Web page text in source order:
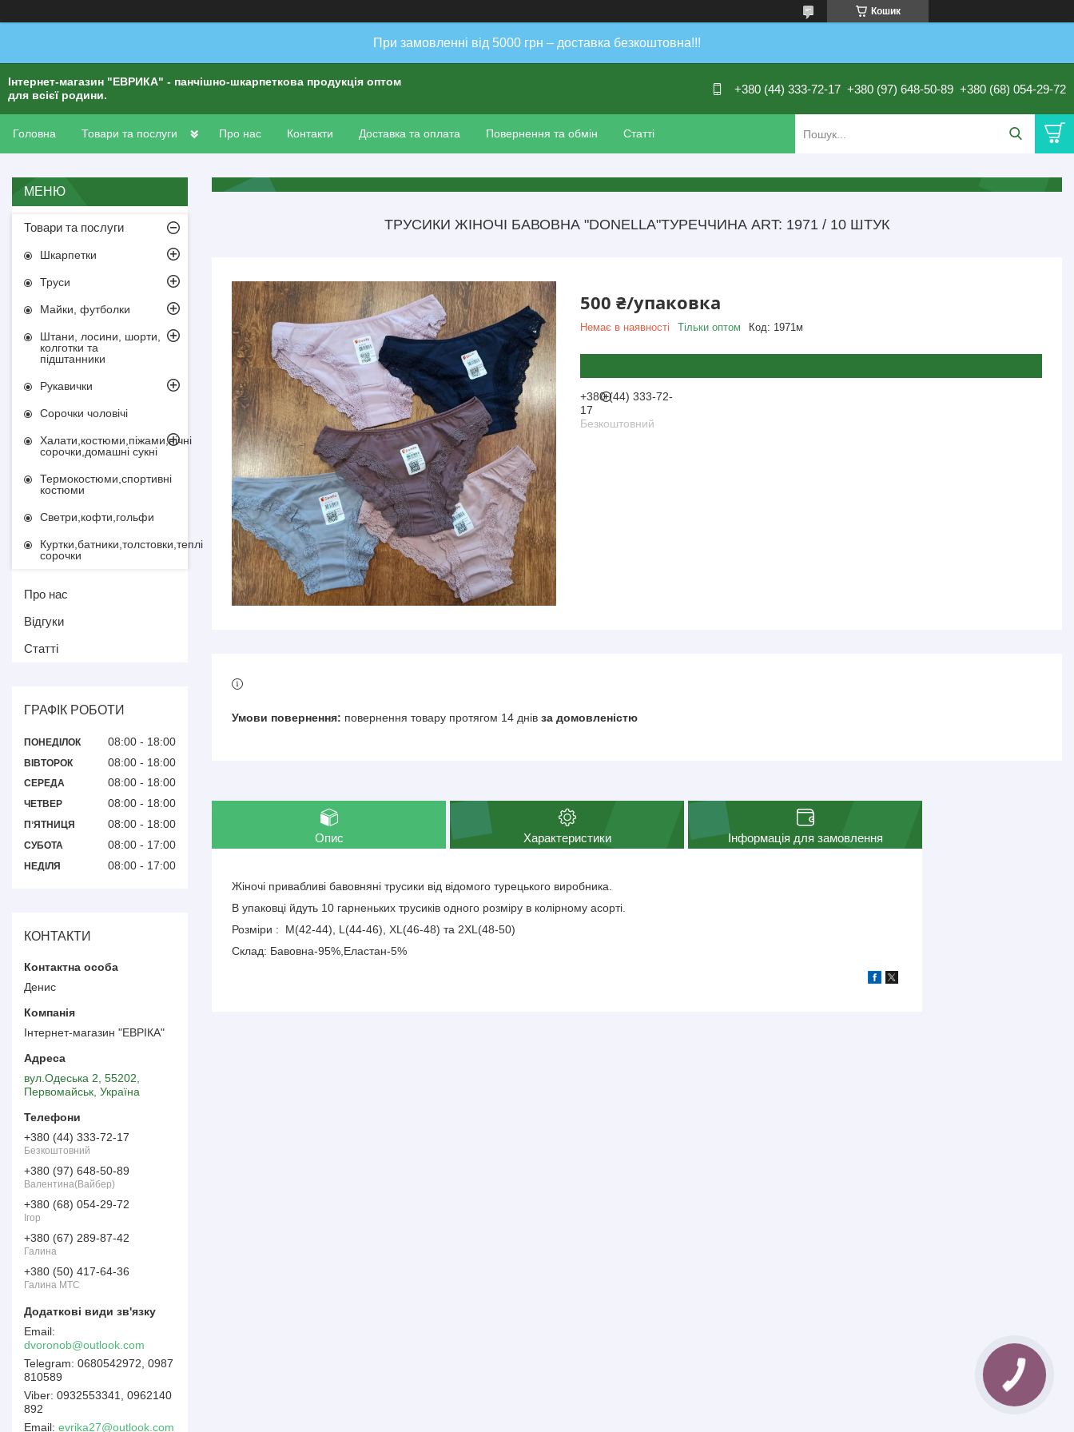
Кошик
При замовленні від 5000 грн – доставка безкоштовна!!!
Інтернет-магазин "ЕВРИКА" - панчішно-шкарпеткова продукція оптом
для всієї родини.
+380 (44) 333-72-17 +380 (97) 648-50-89 +380 (68) 054-29-72
Головна Товари та послуги Про нас Контакти Доставка та оплата Повернення та обмін Статті
ТРУСИКИ ЖІНОЧІ БАВОВНА "DONELLA"ТУРЕЧЧИНА ART: 1971 / 10 ШТУК
500 ₴/упаковка
Немає в наявності Тільки оптом Код: 1971м
+380 (44) 333-72-
17
Безкоштовний
повернення товару протягом 14 днів за домовленістю
Опис Характеристики Інформація для замовлення
Жіночі привабливі бавовняні трусики від відомого турецького виробника.
В упаковці йдуть 10 гарненьких трусиків одного розміру в колірному асорті.
Розміри : M(42-44), L(44-46), XL(46-48) та 2XL(48-50)
Склад: Бавовна-95%,Еластан-5%
Товари та послуги
Шкарпетки
Труси
Майки, футболки
Штани, лосини, шорти,
колготки та
підштанники
Рукавички
Сорочки чоловічі
Халати,костюми,піжами,нічні
сорочки,домашні сукні
Термокостюми,спортивні
костюми
Светри,кофти,гольфи
Куртки,батники,толстовки,теплі
сорочки
Про нас
Відгуки
Статті
ГРАФІК РОБОТИ
ПОНЕДІЛОК 08:00 18:00
ВІВТОРОК 08:00 18:00
СЕРЕДА 08:00 18:00
ЧЕТВЕР 08:00 18:00
ПʼЯТНИЦЯ 08:00 18:00
СУБОТА 08:00 17:00
НЕДІЛЯ 08:00 17:00
КОНТАКТИ
Денис
Інтернет-магазин "ЕВРІКА"
вул.Одеська 2, 55202,
Первомайськ, Україна
+380 (44) 333-72-17
Безкоштовний
+380 (97) 648-50-89
Валентина(Вайбер)
+380 (68) 054-29-72
Ігор
+380 (67) 289-87-42
Галина
+380 (50) 417-64-36
Галина МТС
dvoronob@outlook.com
0680542972, 0987
810589
0932553341, 0962140
892
Email evrika27@outlook.com